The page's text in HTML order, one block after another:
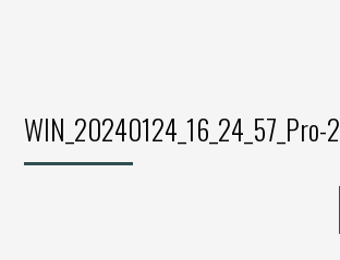
WIN_20240124_16_24_57_Pro-2